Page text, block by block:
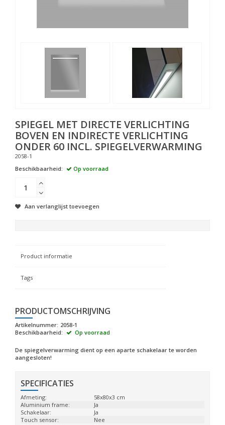
SPIEGEL MET DIRECTE VERLICHTING
BOVEN EN INDIRECTE VERLICHTING
ONDER 60 INCL. SPIEGELVERWARMING
2058-1
Beschikbaarheid:
Op voorraad
Aan verlanglijst toevoegen
Product informatie
Tags
PRODUCTOMSCHRIJVING
Artikelnummer: 2058-1
Beschikbaarheid:
Op voorraad
De spiegelverwarming dient op een aparte schakelaar te worden
aangesloten!
SPECIFICATIES
Afmeting:
58x80x3 cm
Aluminium frame:
Ja
Schakelaar:
Ja
Touch sensor:
Nee